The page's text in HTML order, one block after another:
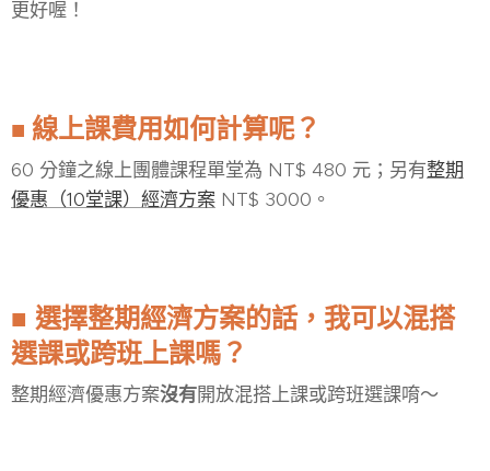
更好喔！
■ 線上課費用如何計算呢？
60 分鐘之線上團體課程單堂為 NT$ 480 元；另有整期
優惠（10堂課）經濟方案 NT$ 3000。
■ 選擇整期經濟方案的話，我可以混搭
選課或跨班上課嗎？
整期經濟優惠方案沒有開放混搭上課或跨班選課唷～